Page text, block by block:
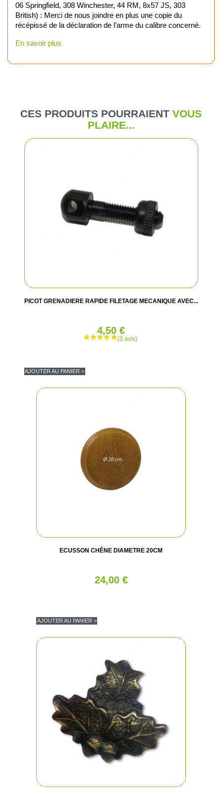
06 Springfield, 308 Winchester, 44 RM, 8x57 JS, 303
British) : Merci de nous joindre en plus une copie du
récépissé de la déclaration de l’arme du calibre concerné.
En savoir plus
CES PRODUITS POURRAIENT VOUS
PLAIRE...
PICOT GRENADIERE RAPIDE FILETAGE MECANIQUE AVEC...
4,50 €
AJOUTER AU PANIER >
ECUSSON CHÊNE DIAMETRE 20CM
24,00 €
AJOUTER AU PANIER >